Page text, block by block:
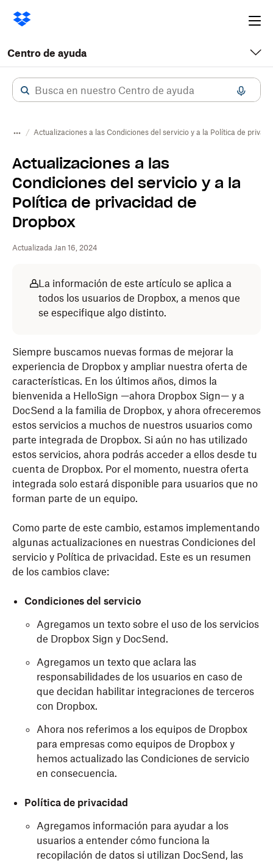
Centro de ayuda
Actualizaciones a las Condiciones del servicio y a la Política de
Actualizaciones a las
Condiciones del servicio y a la
Política de privacidad de
Dropbox
Actualizada Jan 16, 2024
La información de este artículo se aplica a
todos los usuarios de Dropbox, a menos que
se especifique algo distinto.
Siempre buscamos nuevas formas de mejorar la
experiencia de Dropbox y ampliar nuestra oferta de
características. En los últimos años, dimos la
bienvenida a HelloSign —ahora Dropbox Sign— y a
DocSend a la familia de Dropbox, y ahora ofreceremos
estos servicios a muchos de nuestros usuarios como
parte integrada de Dropbox. Si aún no has utilizado
estos servicios, ahora podrás acceder a ellos desde tu
cuenta de Dropbox. Por el momento, nuestra oferta
integrada solo estará disponible para usuarios que no
forman parte de un equipo.
Como parte de este cambio, estamos implementando
algunas actualizaciones en nuestras Condiciones del
servicio y Política de privacidad. Este es un resumen
de los cambios clave:
Condiciones del servicio
Agregamos un texto sobre el uso de los servicios
de Dropbox Sign y DocSend.
Agregamos un texto que aclara las
responsabilidades de los usuarios en caso de
que decidan habilitar integraciones de terceros
con Dropbox.
Ahora nos referimos a los equipos de Dropbox
para empresas como equipos de Dropbox y
hemos actualizado las Condiciones de servicio
en consecuencia.
Política de privacidad
Agregamos información para ayudar a los
usuarios a entender cómo funciona la
recopilación de datos si utilizan DocSend, las